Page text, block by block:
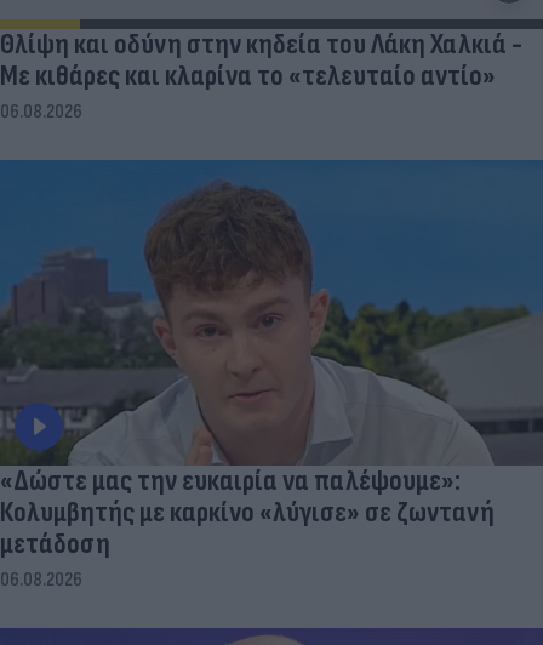
Θλίψη και οδύνη στην κηδεία του Λάκη Χαλκιά -
Με κιθάρες και κλαρίνα το «τελευταίο αντίο»
06.08.2026
«Δώστε μας την ευκαιρία να παλέψουμε»:
Κολυμβητής με καρκίνο «λύγισε» σε ζωντανή
μετάδοση
06.08.2026